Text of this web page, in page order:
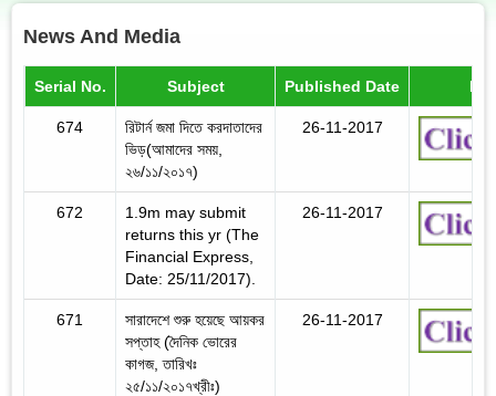
News And Media
Serial No. Subject Published Date
674
রিটার্ন জমা দিতে করদাতাদের
ভিড়(আমাদের সময়,
২৬/১১/২০১৭)
26-11-2017
672
1.9m may submit
returns this yr (The
Financial Express,
Date: 25/11/2017).
26-11-2017
671
সারাদেশে শুরু হয়েছে আয়কর
সপ্তাহ (দৈনিক ভোরের
কাগজ, তারিখঃ
২৫/১১/২০১৭খ্রীঃ)
26-11-2017